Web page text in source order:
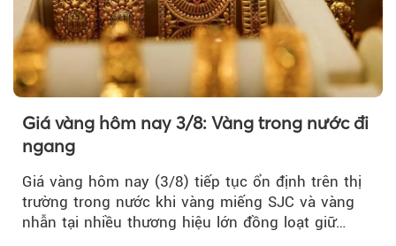
Giá vàng hôm nay 3/8: Vàng trong nước đi
ngang
Giá vàng hôm nay (3/8) tiếp tục ổn định trên thị
trường trong nước khi vàng miếng SJC và vàng
nhẫn tại nhiều thương hiệu lớn đồng loạt giữ